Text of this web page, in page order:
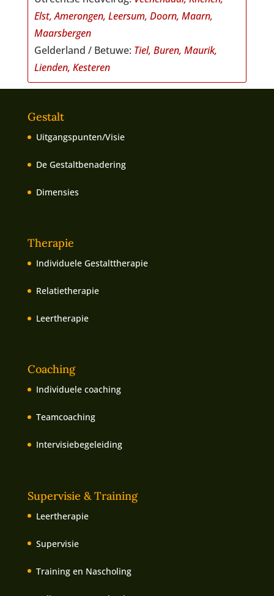
Elst, Amerongen, Leersum, Doorn, Maarn,
Maarsbergen
Gelderland / Betuwe: Tiel, Buren, Maurik,
Lienden, Kesteren
Gestalt
Uitgangspunten/Visie
De Gestaltbenadering
Dimensies
Therapie
Individuele Gestalttherapie
Relatietherapie
Leertherapie
Coaching
Individuele coaching
Teamcoaching
Intervisiebegeleiding
Supervisie & Training
Leertherapie
Supervisie
Training en Nascholing